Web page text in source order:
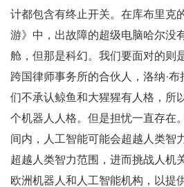
计都包含有终止开关。在库布里克
游》中，出故障的超级电脑哈尔没
舱，但那是科幻。我们要面对的则
跨国律师事务所的合伙人，洛纳·
们不承认鲸鱼和大猩猩有人格，所
个机器人人格。但是担忧一直存在
间内，人工智能可能会超越人类智
超越人类智力范围，进而挑战人机
欧洲机器人和人工智能机构，以提